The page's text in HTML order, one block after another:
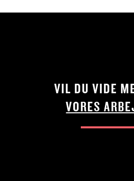
VIL DU VIDE
VORES